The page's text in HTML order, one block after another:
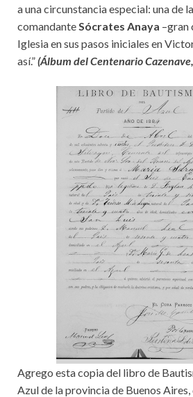
a una circunstancia especial: una de
comandanteSócrates Anaya –gran
Iglesia en sus pasos iniciales en
así.”(Álbum del Centenario
Agrego esta copia del libro de
Azul de la provincia de Buenos